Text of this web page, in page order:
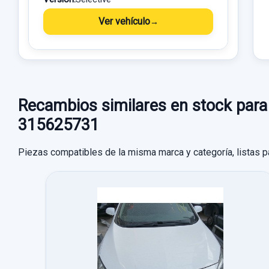
Ver vehículo
Recambios similares en stock para
315625731
Piezas compatibles de la misma marca y categoría, listas